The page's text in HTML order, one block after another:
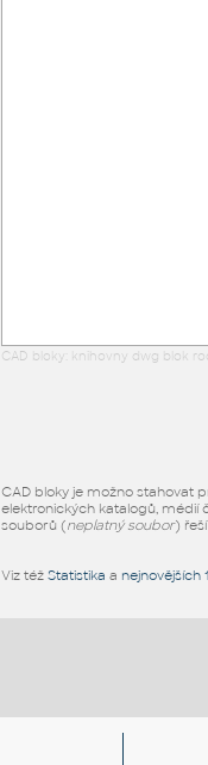
CAD bloky: knihovny dwg blok
CAD bloky je možno stahovat
elektronických katalogů, médií
souborů (neplatný soubor) řeší
Viz též Statistika a nejnovějších